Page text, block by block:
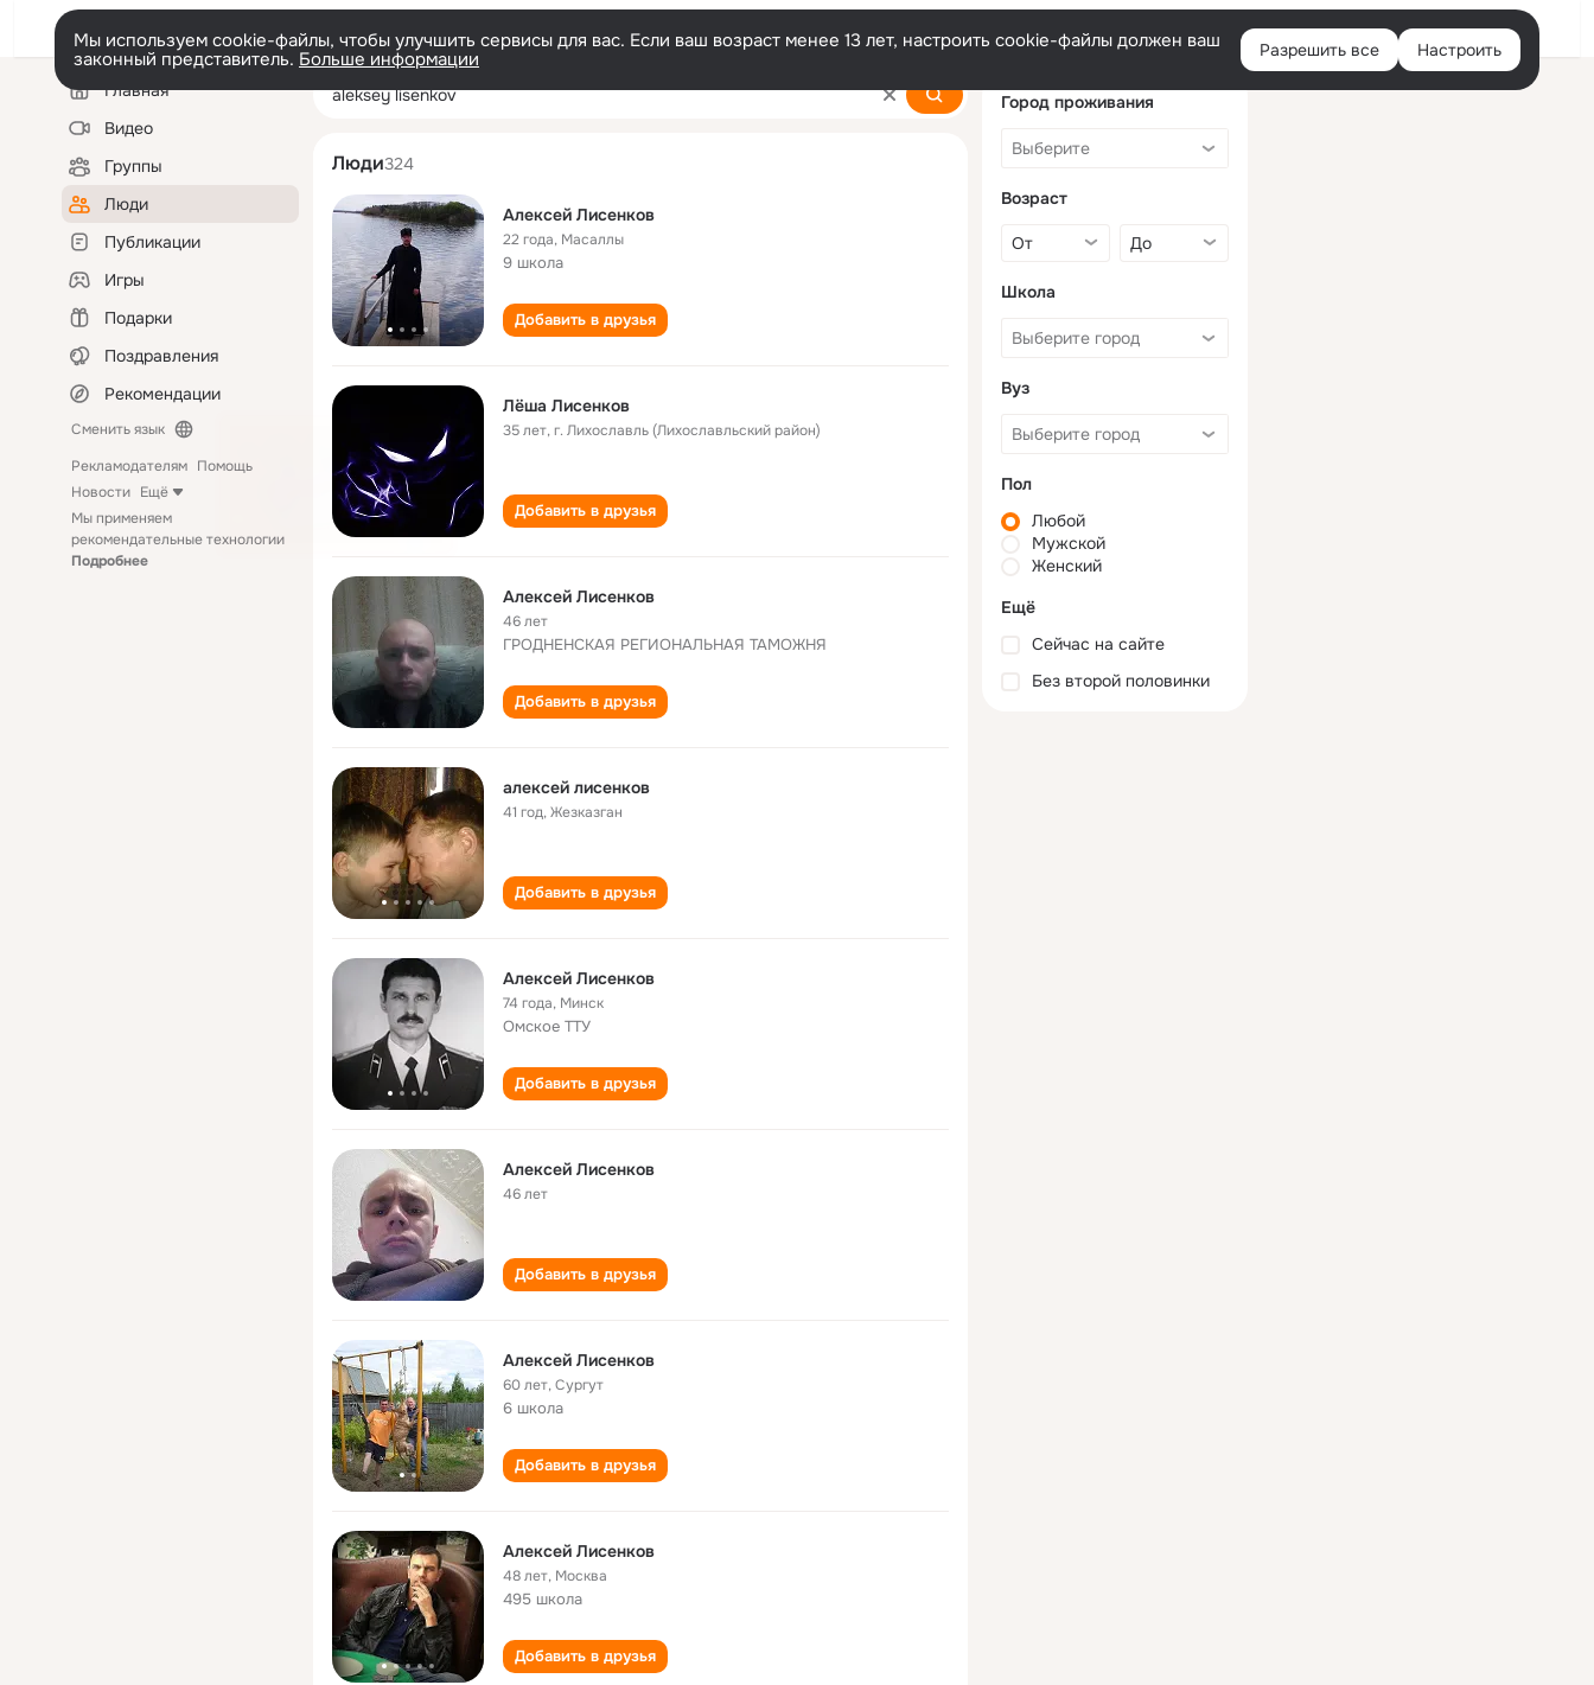
Войти
Мы используем cookie-файлы, чтобы улучшить сервисы для вас. Если ваш возраст менее 13 лет, настроить cookie-файлы должен ваш
законный представитель. Больше информации Разрешить все Настроить
Левая
колонкаГлавная
Видео
Группы
Люди
Публикации
Игры
Подарки
Поздравления
Рекомендации
Сменить язык
Рекламодателям Помощь
Новости Ещё
Мы применяем
рекомендательные технологии
Подробнее
aleksey lisenkov
Люди324
Алексей Лисенков
22 года, Масаллы
9 школа
Добавить в друзья
Лëша Лисенков
35 лет,г. Лихославль (Лихославльский район)
Добавить в друзья
Алексей Лисенков
46 лет
ГРОДНЕНСКАЯ РЕГИОНАЛЬНАЯ ТАМОЖНЯ
Добавить в друзья
алексей лисенков
41 год,Жезказган
Добавить в друзья
Алексей Лисенков
74 года, Минск
Омское ТТУ
Добавить в друзья
Алексей Лисенков
46 лет
Добавить в друзья
Алексей Лисенков
60 лет,Сургут
6 школа
Добавить в друзья
Алексей Лисенков
48 лет, Москва
495 школа
Добавить в друзья
Город проживания
Возраст
Школа
Вуз
Пол
Любой
Мужской
Женский
Ещё
Сейчас на сайте
Без второй половинки